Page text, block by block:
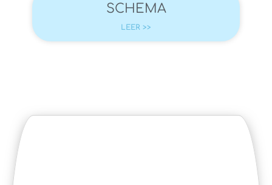
SCHEMA
LEER >>